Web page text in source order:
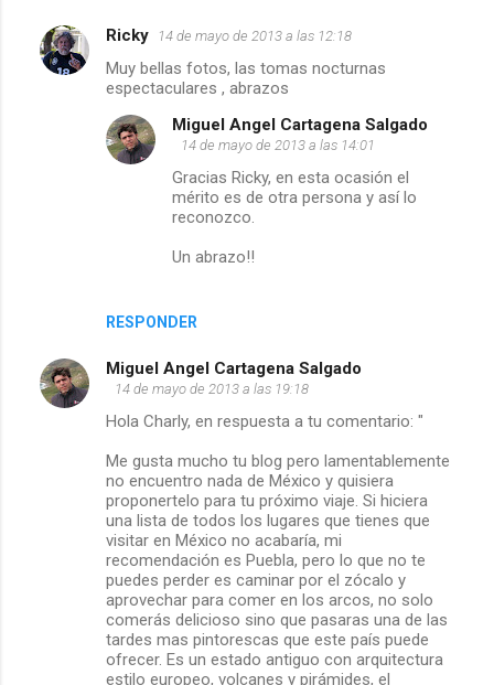
o
Ricky 14 de mayo de 2013 a las 12:18
Muy bellas fotos, las tomas nocturnas
espectaculares , abrazos
RESPONDER
Miguel Angel Cartagena Salgado
14 de mayo de 2013 a las 14:01
Gracias Ricky, en esta ocasión el
mérito es de otra persona y así lo
reconozco.
Un abrazo!!
Miguel Angel Cartagena Salgado
14 de mayo de 2013 a las 19:18
Hola Charly, en respuesta a tu comentario: "
Me gusta mucho tu blog pero lamentablemente
no encuentro nada de México y quisiera
proponertelo para tu próximo viaje. Si hiciera
una lista de todos los lugares que tienes que
visitar en México no acabaría, mi
recomendación es Puebla, pero lo que no te
puedes perder es caminar por el zócalo y
aprovechar para comer en los arcos, no solo
comerás delicioso sino que pasaras una de las
tardes mas pintorescas que este país puede
ofrecer. Es un estado antiguo con arquitectura
estilo europeo, volcanes y pirámides, el